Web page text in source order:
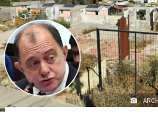
"Terriblemente
"vergüenza":
contra empresas por
reconstrucción en